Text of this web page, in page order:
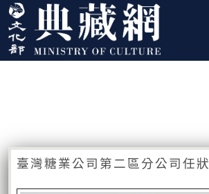
跳到主要內容
:::
臺灣糖業公司第二區分公司任狀